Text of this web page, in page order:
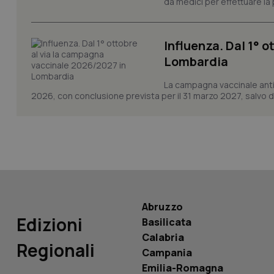
Influenza. Dal 1°
Lombardia
La campagna vaccinale
2026, con conclusione prevista per il 31 marzo 2027, salvo
Edizioni
Regionali
Abruzzo
Basilicata
Calabria
Campania
Emilia-Romagna
tracking-sites-
tracking-sites-